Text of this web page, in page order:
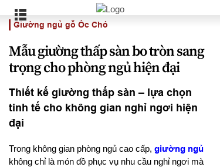
Giường ngủ gỗ Óc Chó
Mẫu giường thấp sàn bo tròn sang
trọng cho phòng ngủ hiện đại
Thiết kế giường thấp sàn – lựa chọn
tinh tế cho không gian nghỉ ngơi hiện
đại
Trong không gian phòng ngủ cao cấp, giường ngủ
không chỉ là món đồ phục vụ nhu cầu nghỉ ngơi mà